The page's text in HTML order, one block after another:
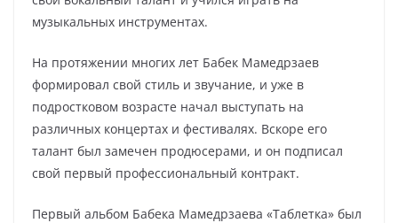
музыкальных инструментах.
На протяжении многих лет Бабек Мамедрзаев
формировал свой стиль и звучание, и уже в
подростковом возрасте начал выступать на
различных концертах и фестивалях. Вскоре его
талант был замечен продюсерами, и он подписал
свой первый профессиональный контракт.
Первый альбом Бабека Мамедрзаева «Таблетка» был